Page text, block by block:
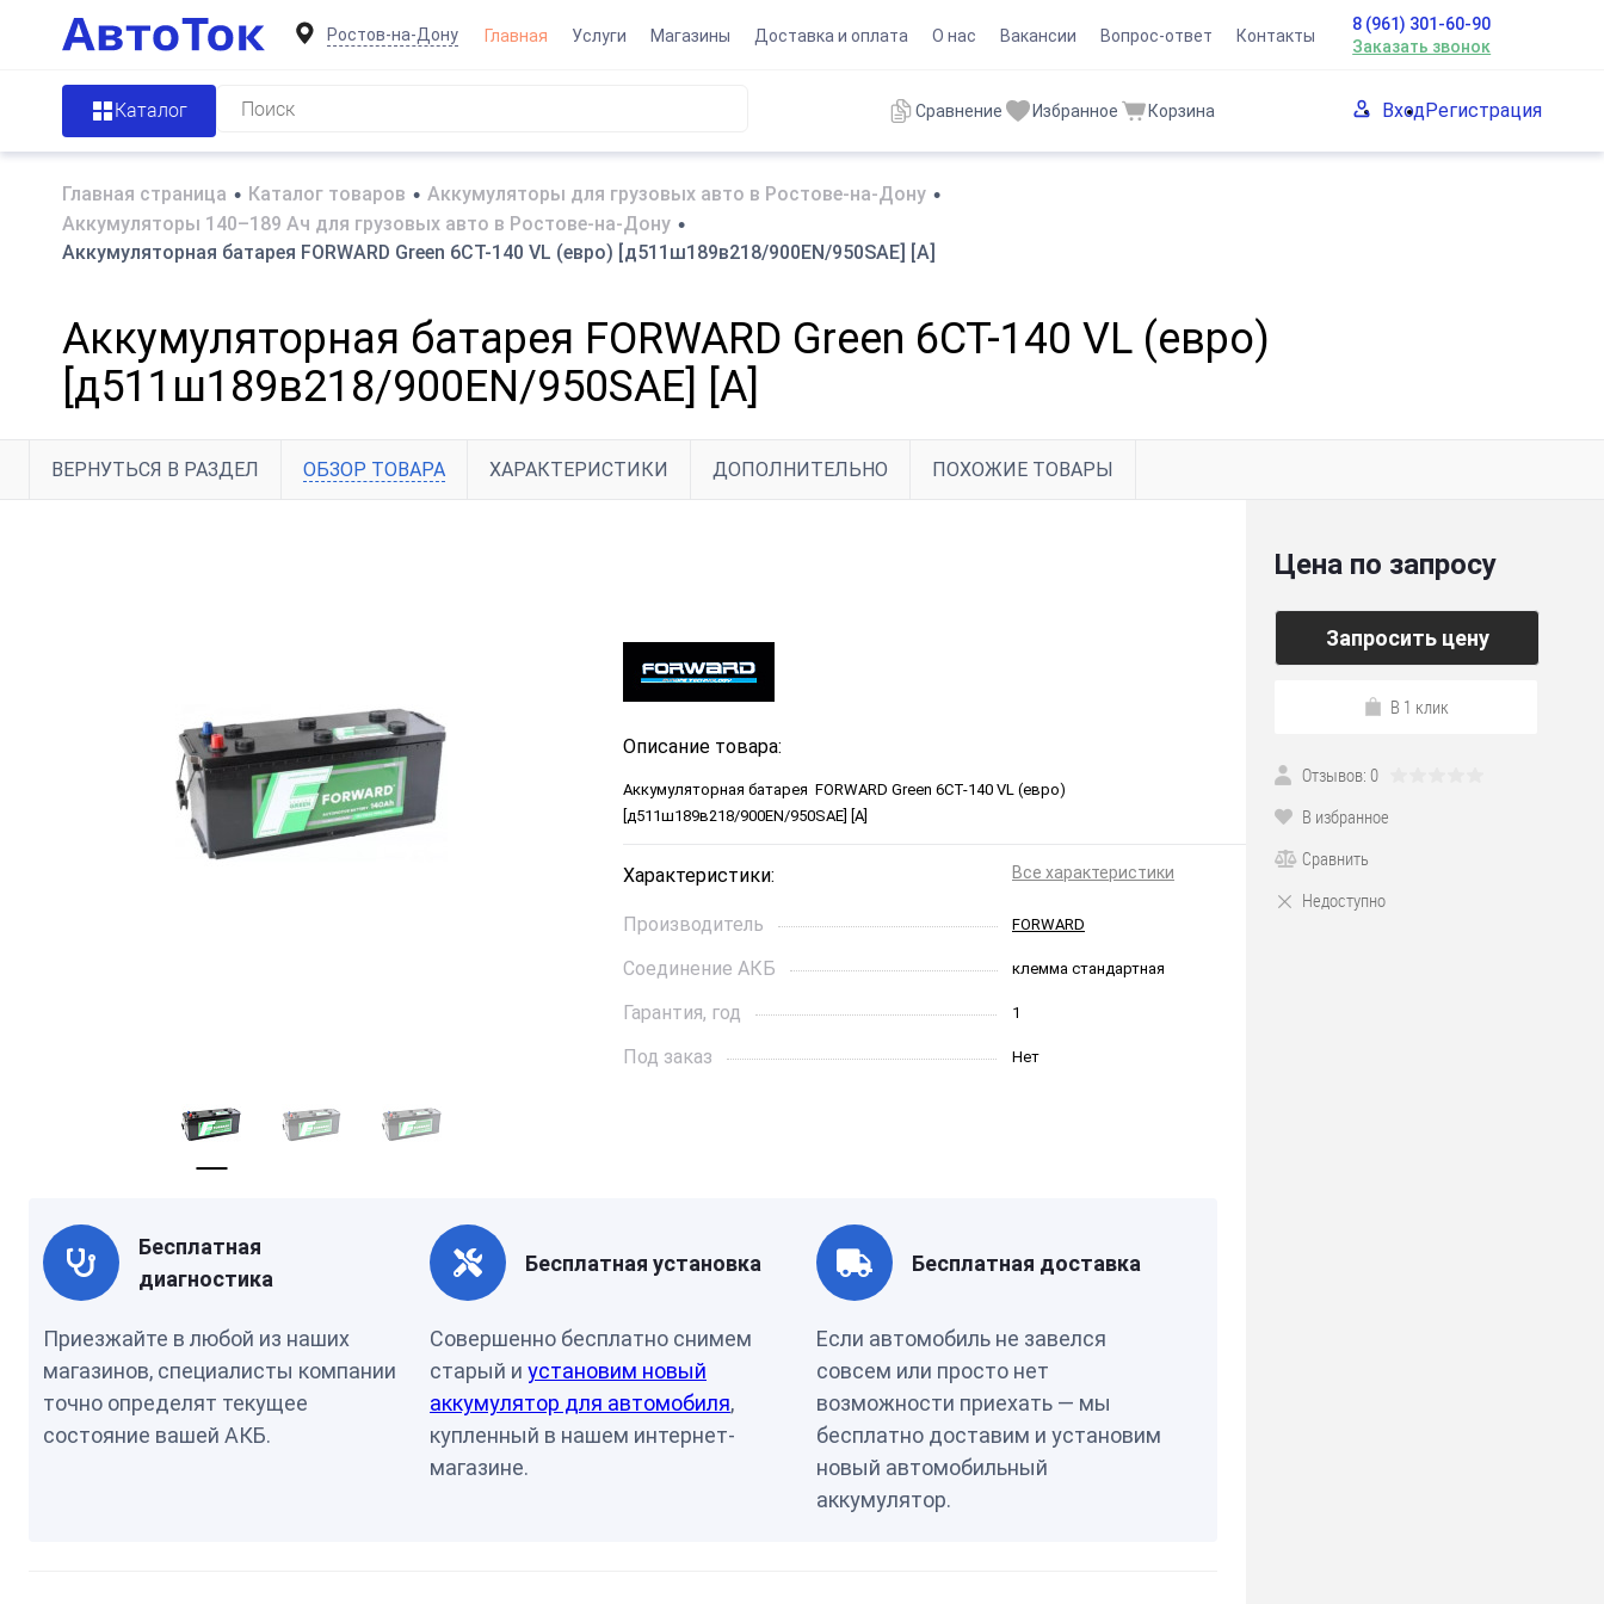
Ростов-на-Дону Главная Услуги Магазины Доставка и оплата О нас Вакансии Вопрос-ответ Контакты
8 (961) 301-60-90
Заказать звонок
Каталог Сравнение Избранное Корзина ВходРегистрация
Главная страница • Каталог товаров • Аккумуляторы для грузовых авто в Ростове-на-Дону •
Аккумуляторы 140–189 Ач для грузовых авто в Ростове-на-Дону •
Аккумуляторная батарея FORWARD Green 6СТ-140 VL (евро) [д511ш189в218/900EN/950SAE] [A]
Аккумуляторная батарея FORWARD Green 6СТ-140 VL (евро)
[д511ш189в218/900EN/950SAE] [A]
ВЕРНУТЬСЯ В РАЗДЕЛ ОБЗОР ТОВАРА ХАРАКТЕРИСТИКИ ДОПОЛНИТЕЛЬНО ПОХОЖИЕ ТОВАРЫ
Описание товара:
Аккумуляторная батарея FORWARD Green 6СТ-140 VL (евро)
[д511ш189в218/900EN/950SAE] [A]
Характеристики: Все характеристики
Производитель FORWARD
Соединение АКБ клемма стандартная
Гарантия, год 1
Под заказ Нет
Бесплатная
диагностика
Приезжайте в любой из наших
магазинов, специалисты компании
точно определят текущее
состояние вашей АКБ.
Бесплатная установка
Совершенно бесплатно снимем
старый и установим новый
аккумулятор для автомобиля,
купленный в нашем интернет-
магазине.
Бесплатная доставка
Если автомобиль не завелся
совсем или просто нет
возможности приехать — мы
бесплатно доставим и установим
новый автомобильный
аккумулятор.
Цена по запросу
Запросить цену
В 1 клик
Отзывов: 0
В избранное
Сравнить
Недоступно